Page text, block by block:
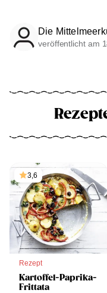
Die
veröffentlicht am
3,6
Rezept
Kartoffel-Paprika-
Frittata